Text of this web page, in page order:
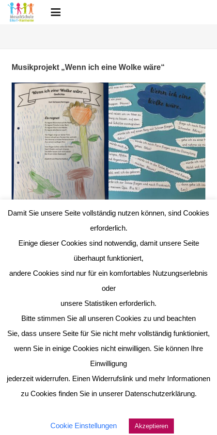
Musikprojekt „Wenn ich eine Wolke wäre“
Damit Sie unsere Seite vollständig nutzen können, sind Cookies
erforderlich.
Einige dieser Cookies sind notwendig, damit unsere Seite
überhaupt funktioniert,
andere Cookies sind nur für ein komfortables Nutzungserlebnis
oder
unsere Statistiken erforderlich.
Bitte stimmen Sie all unseren Cookies zu und beachten
Sie, dass unsere Seite für Sie nicht mehr vollständig funktioniert,
wenn Sie in einige Cookies nicht einwilligen. Sie können Ihre
Einwilligung
jederzeit widerrufen. Einen Widerrufslink und mehr Informationen
zu Cookies finden Sie in unserer Datenschutzerklärung.
Cookie Einstellungen Akzeptieren